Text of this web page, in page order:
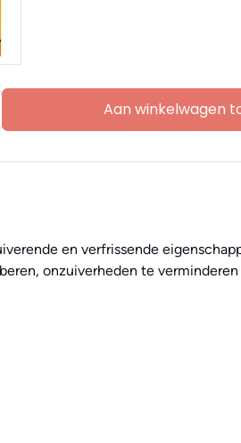
Aan winkelwagen
en verfrissende
onzuiverheden te